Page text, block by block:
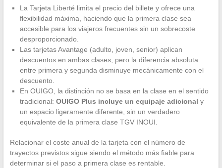
La Tarjeta Liberté limita el precio del billete y ofrece una
flexibilidad máxima, haciendo que la primera clase sea
accesible para los viajeros frecuentes sin un sobrecoste
desproporcionado.
Las tarjetas Avantage (adulto, joven, senior) aplican
descuentos en ambas clases, pero la diferencia absoluta
entre primera y segunda disminuye mecánicamente con el
descuento.
En OUIGO, la distinción no se basa en la clase en el sentido
tradicional: OUIGO Plus incluye un equipaje adicional y
un espacio ligeramente diferente, sin un verdadero
equivalente de la primera clase TGV INOUI.
Relacionar el coste anual de la tarjeta con el número de
trayectos previstos sigue siendo el método más fiable para
determinar si el paso a primera clase es rentable.